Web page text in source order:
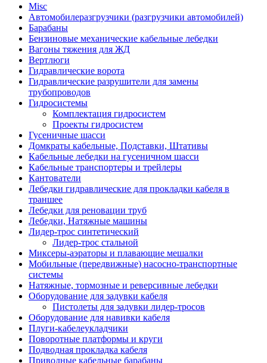
Misc
Автомобилеразгрузчики (разгрузчики автомобилей)
Барабаны
Бензиновые механические кабельные лебедки
Вагоны тяжения для ЖД
Вертлюги
Гидравлические ворота
Гидравлические разрушители для замены
трубопроводов
Гидросистемы
Комплектация гидросистем
Проекты гидросистем
Гусеничные шасси
Домкраты кабельные, Подставки, Штативы
Кабельные лебедки на гусеничном шасси
Кабельные транспортеры и трейлеры
Кантователи
Лебедки гидравлические для прокладки кабеля в
траншее
Лебедки для реновации труб
Лебедки, Натяжные машины
Лидер-трос синтетический
Лидер-трос стальной
Миксеры-аэраторы и плавающие мешалки
Мобильные (передвижные) насосно-транспортные
системы
Натяжные, тормозные и реверсивные лебедки
Оборудование для задувки кабеля
Пистолеты для задувки лидер-тросов
Оборудование для навивки кабеля
Плуги-кабелеукладчики
Поворотные платформы и круги
Подводная прокладка кабеля
Приводные кабельные барабаны